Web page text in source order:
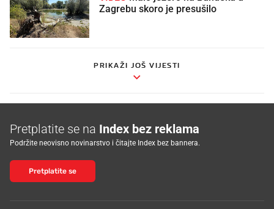
Zagrebu skoro je presušilo
PRIKAŽI JOŠ VIJESTI
Pretplatite se na Index bez reklama
Podržite neovisno novinarstvo i čitajte Index bez bannera.
Pretplatite se